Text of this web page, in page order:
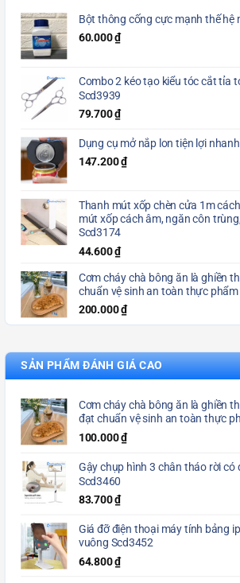
Bột thông cống cực mạnh thế hệ
60.000₫
Combo 2 kéo tạo kiểu tóc cắt tỉa
Scd3939
79.700₫
Dụng cụ mở nắp lon tiện lợi
147.200₫
Thanh mút xốp chèn cửa 1m
mút xốp cách âm, ngăn côn
Scd3174
44.600₫
Cơm cháy chà bông ăn là ghiền
chuẩn vệ sinh an toàn thực phẩm
200.000₫
SẢN PHẨM ĐÁNH GIÁ CAO
Cơm cháy chà bông ăn là ghiền
đạt chuẩn vệ sinh an toàn thực
100.000₫
Gậy chụp hình 3 chân tháo rời có
Scd3460
83.700₫
Giá đỡ điện thoại máy tính bảng
vuông Scd3452
64.800₫